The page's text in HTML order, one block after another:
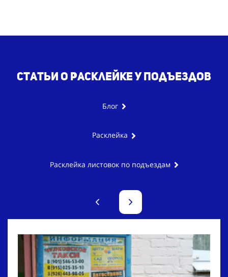
Статьи о расклейкеу подъездов
Блог
Расклейка
Расклейка листовок по подъездам